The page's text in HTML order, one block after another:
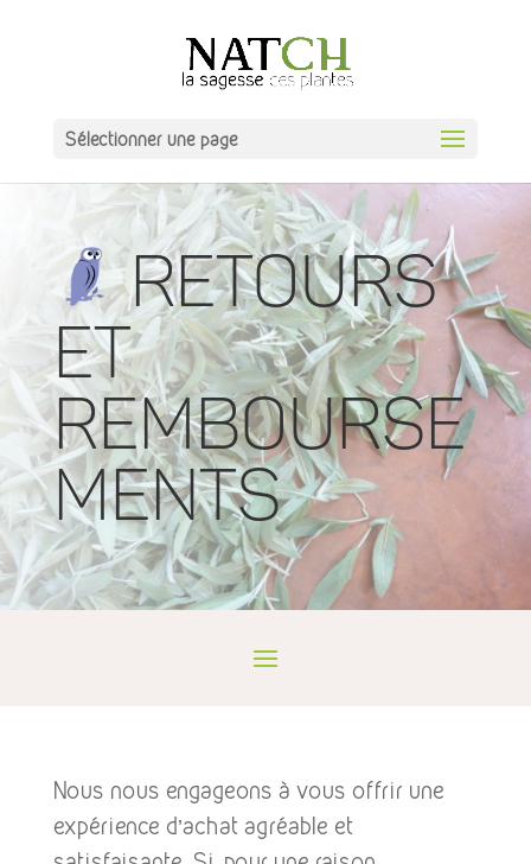
Sélectionner une page
Retours
et
rembourse
ments
Nous nous engageons à vous offrir une
expérience d’achat agréable et